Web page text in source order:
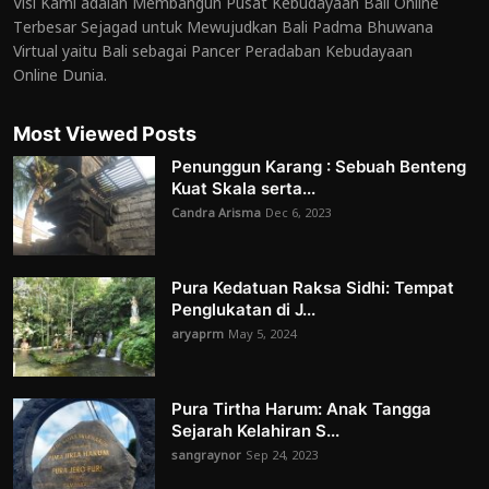
Terbesar Sejagad untuk Mewujudkan Bali Padma Bhuwana
Virtual yaitu Bali sebagai Pancer Peradaban Kebudayaan
Online Dunia.
Most Viewed Posts
Penunggun Karang : Sebuah Benteng
Kuat Skala serta...
Candra Arisma Dec 6, 2023
Pura Kedatuan Raksa Sidhi: Tempat
Penglukatan di J...
aryaprm May 5, 2024
Pura Tirtha Harum: Anak Tangga
Sejarah Kelahiran S...
sangraynor Sep 24, 2023